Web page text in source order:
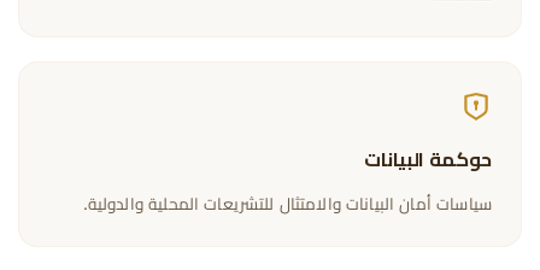
حوكمة البيانات
سياسات أمان البيانات والامتثال للتشريعات المحلية والدولية.